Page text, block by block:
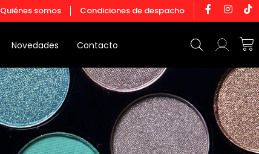
Quiénes somos Condiciones de despacho F
a
c
I
n
s
a
g
r
a
m
T
i
k
t
o
k
Novedades Contacto